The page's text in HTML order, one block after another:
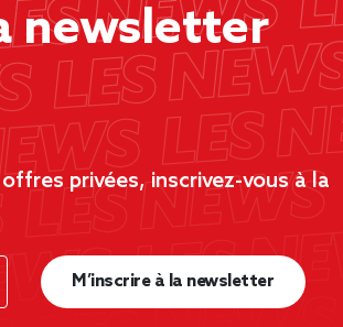
newsletter
privées, inscrivez-vous à la
M’inscrire à la newsletter